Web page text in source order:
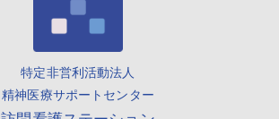
特定非営利活動法人
精神医療サポートセンター